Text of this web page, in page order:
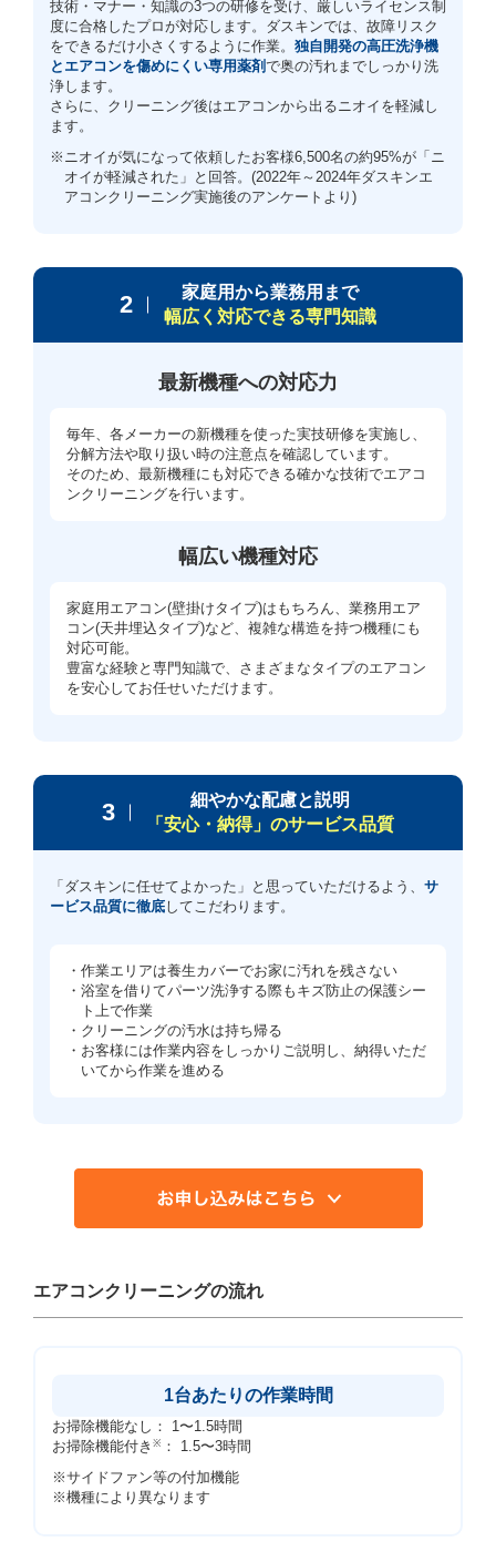
技術・マナー・知識の3つの研修を受け、厳しいライセンス制
度に合格したプロが対応します。ダスキンでは、故障リスク
をできるだけ小さくするように作業。 独自開発の高圧洗浄機
とエアコンを傷めにくい専用薬剤で奥の汚れまでしっかり洗
浄します。
さらに、クリーニング後はエアコンから出るニオイを軽減し
ます。
※ニオイが気になって依頼したお客様6,500名の約95%が「ニ
オイが軽減された」と回答。(2022年～2024年ダスキンエ
アコンクリーニング実施後のアンケートより)
2
家庭用から業務用まで
幅広く対応できる専門知識
最新機種への対応力
毎年、各メーカーの新機種を使った実技研修を実施し、
分解方法や取り扱い時の注意点を確認しています。
そのため、最新機種にも対応できる確かな技術でエアコ
ンクリーニングを行います。
幅広い機種対応
家庭用エアコン(壁掛けタイプ)はもちろん、業務用エア
コン(天井埋込タイプ)など、複雑な構造を持つ機種にも
対応可能。
豊富な経験と専門知識で、さまざまなタイプのエアコン
を安心してお任せいただけます。
3
細やかな配慮と説明
「安心・納得」のサービス品質
「ダスキンに任せてよかった」と思っていただけるよう、 サ
ービス品質に徹底してこだわります。
・作業エリアは養生カバーでお家に汚れを残さない
・浴室を借りてパーツ洗浄する際もキズ防止の保護シー
ト上で作業
・クリーニングの汚水は持ち帰る
・お客様には作業内容をしっかりご説明し、納得いただ
いてから作業を進める
エアコンクリーニングの流れ
1台あたりの作業時間
お掃除機能なし： 1〜1.5時間
お掃除機能付き ※ ： 1.5〜3時間
※サイドファン等の付加機能
※機種により異なります